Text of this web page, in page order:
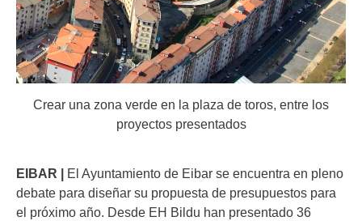
Crear una zona verde en la plaza de toros, entre los
proyectos presentados
EIBAR |
El Ayuntamiento de Eibar se encuentra en pleno
debate para diseñar su propuesta de presupuestos para
el próximo año. Desde EH Bildu han presentado 36